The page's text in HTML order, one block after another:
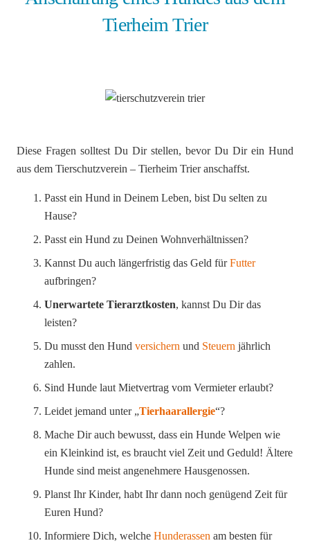
Tierheim Trier
Diese Fragen solltest Du Dir stellen, bevor Du Dir ein Hund
aus dem Tierschutzverein – Tierheim Trier anschaffst.
Passt ein Hund in Deinem Leben, bist Du selten zu
Hause?
Passt ein Hund zu Deinen Wohnverhältnissen?
Kannst Du auch längerfristig das Geld fürFutter
aufbringen?
Unerwartete Tierarztkosten, kannst Du Dir das
leisten?
Du musst den Hund versichern und Steuern jährlich
zahlen.
Sind Hunde laut Mietvertrag vom Vermieter erlaubt?
Leidet jemand unter „Tierhaarallergie“?
Mache Dir auch bewusst, dass ein Hunde Welpen wie
ein Kleinkind ist, es braucht viel Zeit und Geduld! Ältere
Hunde sind meist angenehmere Hausgenossen.
Planst Ihr Kinder, habt Ihr dann noch genügend Zeit für
Euren Hund?
Informiere Dich, welche Hunderassen am besten für